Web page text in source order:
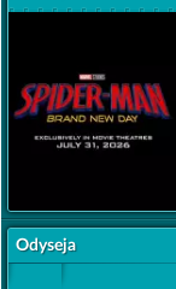
Odyseja